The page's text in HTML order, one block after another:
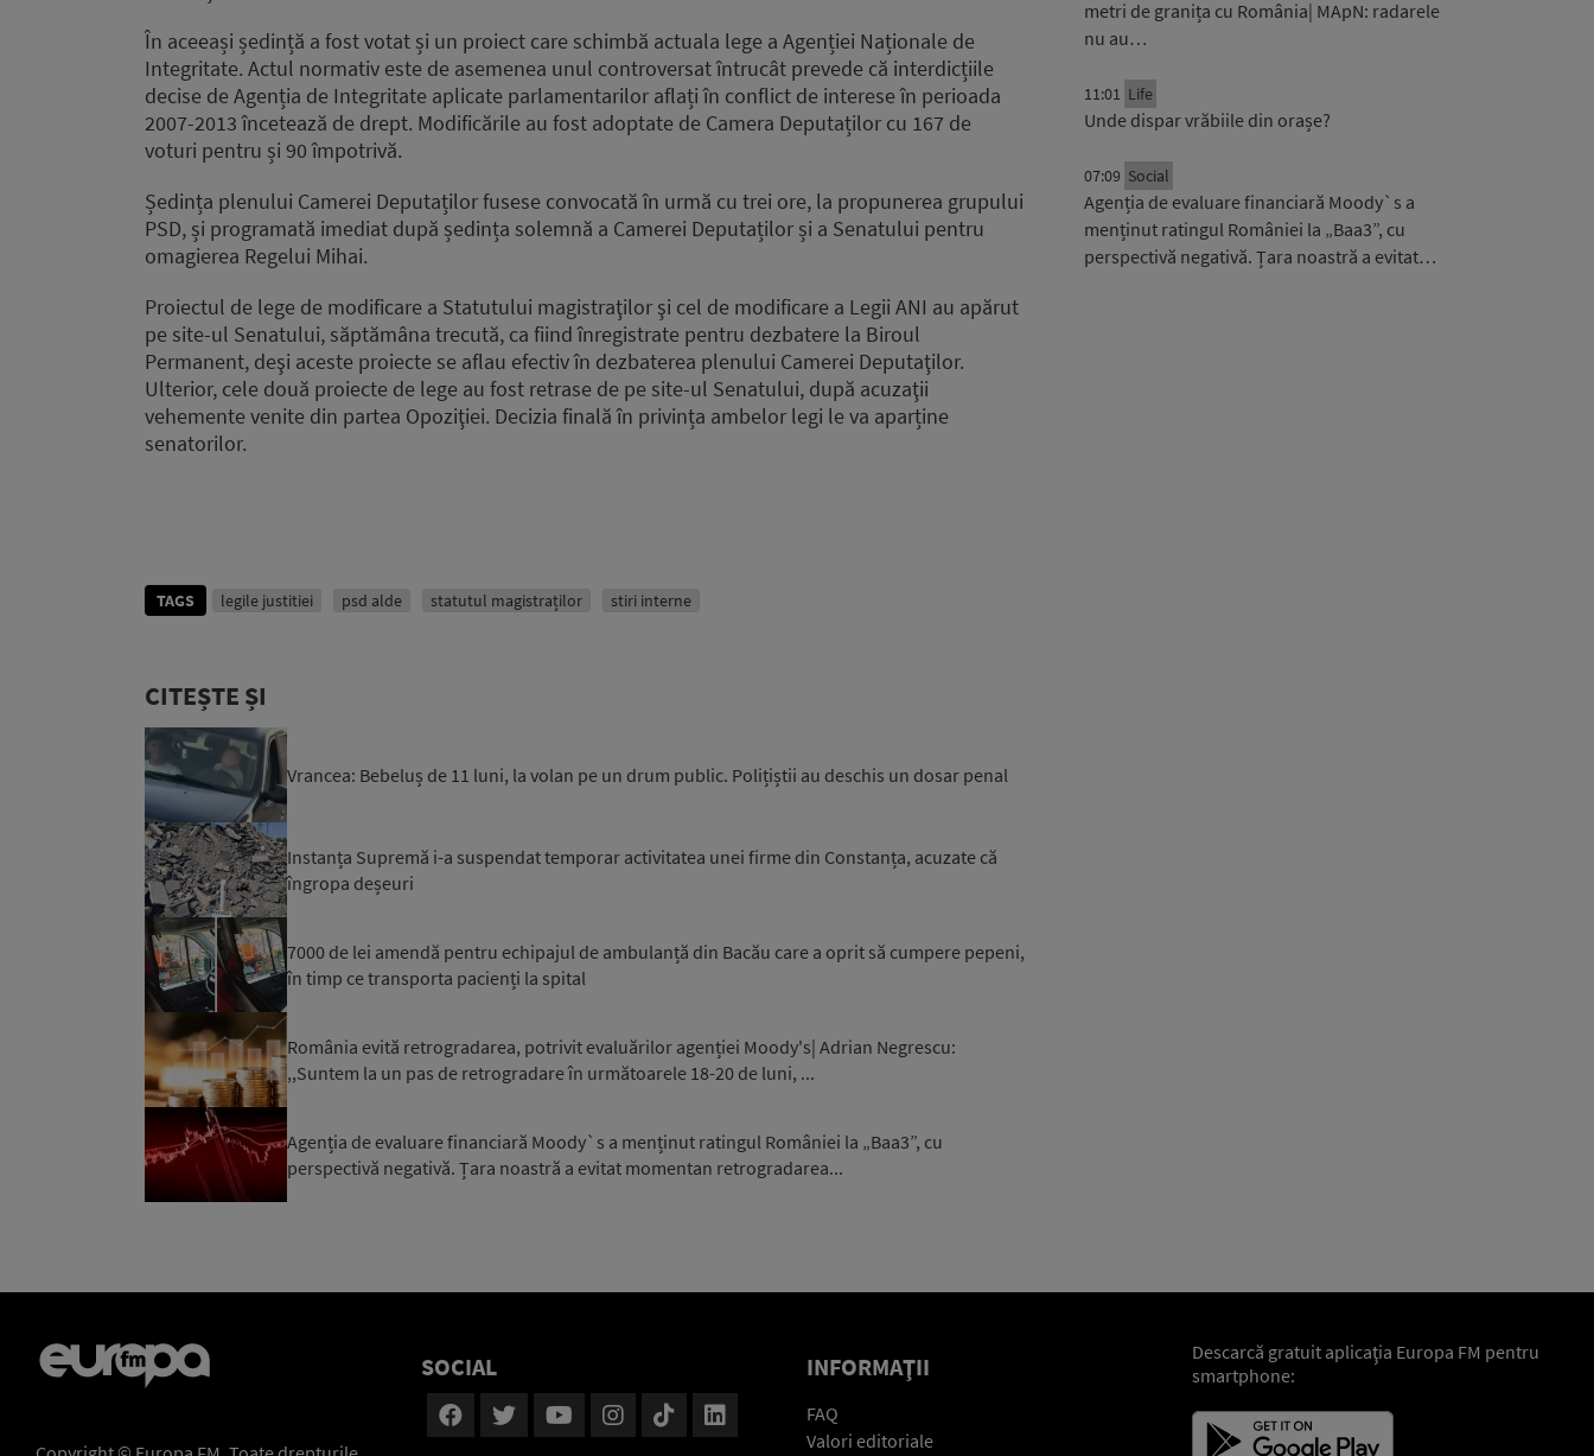
În aceeași ședință a fost votat și un proiect care schimbă actuala lege a Agenției Naționale de
Integritate. Actul normativ este de asemenea unul controversat întrucât prevede că interdicțiile
decise de Agenția de Integritate aplicate parlamentarilor aflați în conflict de interese în perioada
2007-2013 încetează de drept. Modificările au fost adoptate de Camera Deputaților cu 167 de
voturi pentru și 90 împotrivă.
Ședința plenului Camerei Deputaților fusese convocată în urmă cu trei ore, la propunerea grupului
PSD, și programată imediat după ședința solemnă a Camerei Deputaților și a Senatului pentru
omagierea Regelui Mihai.
Proiectul de lege de modificare a Statutului magistraţilor şi cel de modificare a Legii ANI au apărut
pe site-ul Senatului, săptămâna trecută, ca fiind înregistrate pentru dezbatere la Biroul
Permanent, deşi aceste proiecte se aflau efectiv în dezbaterea plenului Camerei Deputaţilor.
Ulterior, cele două proiecte de lege au fost retrase de pe site-ul Senatului, după acuzaţii
vehemente venite din partea Opoziţiei. Decizia finală în privința ambelor legi le va aparține
senatorilor.
TAGS legile justitiei psd alde statutul magistraților stiri interne
CITEȘTE ȘI
Vrancea: Bebeluș de 11 luni, la volan pe un drum public. Polițiștii au deschis un dosar penal
Instanța Supremă i-a suspendat temporar activitatea unei firme din Constanța, acuzate că
îngropa deșeuri
7000 de lei amendă pentru echipajul de ambulanță din Bacău care a oprit să cumpere pepeni,
în timp ce transporta pacienți la spital
România evită retrogradarea, potrivit evaluărilor agenției Moody's| Adrian Negrescu:
,,Suntem la un pas de retrogradare în următoarele 18-20 de luni, ...
Agenția de evaluare financiară Moody`s a menținut ratingul României la „Baa3”, cu
perspectivă negativă. Țara noastră a evitat momentan retrogradarea...
metri de granița cu România| MApN: radarele
nu au…
11:01 Life
Unde dispar vrăbiile din orașe?
07:09 Social
Agenția de evaluare financiară Moody`s a
menținut ratingul României la „Baa3”, cu
perspectivă negativă. Țara noastră a evitat…
SOCIAL INFORMAŢII
FAQ
Valori editoriale
Descarcă gratuit aplicaţia Europa FM pentru
smartphone: